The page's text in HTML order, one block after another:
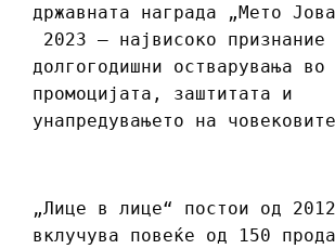
државната награда „Мето
2023 – највисоко признание
долгогодишни остварувања
промоцијата, заштитата и
унапредувањето на
„Лице в лице“ постои од
вклучува повеќе од 150